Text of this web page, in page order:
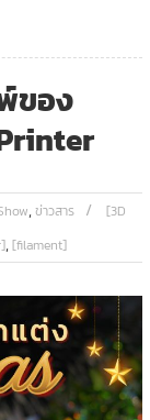
ของ
,ข่าวสาร
[3D
,[filament]